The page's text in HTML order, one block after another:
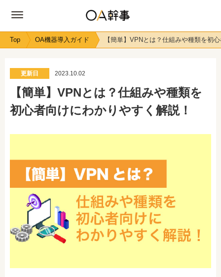
Top OA機器導入ガイド 【簡単】VPNとは？仕組みや種類を初
更新日 2023.10.02
【簡単】VPNとは？仕組みや種類を
初心者向けにわかりやすく解説！